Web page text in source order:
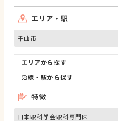
エリア・駅
千曲市
エリアから探す
沿線・駅から探す
特徴
日本眼科学会眼科専門医